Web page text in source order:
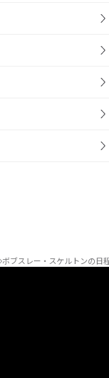
ボブスレー・スケルトンの日